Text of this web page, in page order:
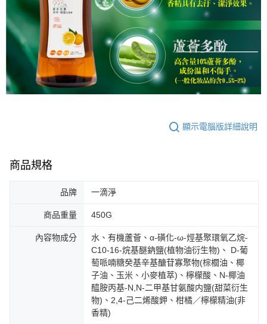
顯示電腦版詳細說明
商品規格
品牌 一滴淨
商品重量 450G
內容物成分
水、有機蘆薈、α-磺化-ω-烴基聚環氧乙烷-
C10-16-烷基醚鈉鹽(植物油衍生物)、 D-葡
萄哌喃糖癸基辛基醣苷寡聚物(棕櫚油、椰
子油、玉米、小麥植萃)、檸檬酸、N-椰油
醯胺丙基-N,N-二甲基甘氨酸内鹽(甜菜衍生
物)、2,4-己二烯酸鉀、柑橘／檸檬精油(非
香精)